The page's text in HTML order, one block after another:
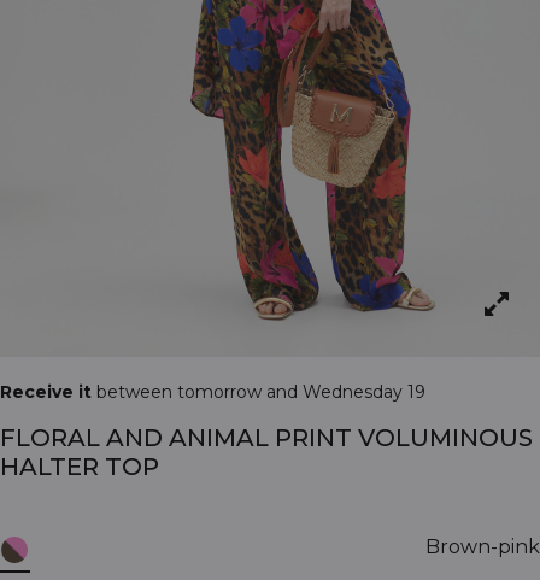
Receive it between tomorrow and Wednesday 19
FLORAL AND ANIMAL PRINT VOLUMINOUS
HALTER TOP
Brown-pink